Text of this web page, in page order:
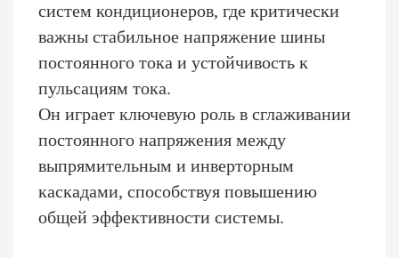
систем кондиционеров, где критически
важны стабильное напряжение шины
постоянного тока и устойчивость к
пульсациям тока.
Он играет ключевую роль в сглаживании
постоянного напряжения между
выпрямительным и инверторным
каскадами, способствуя повышению
общей эффективности системы.